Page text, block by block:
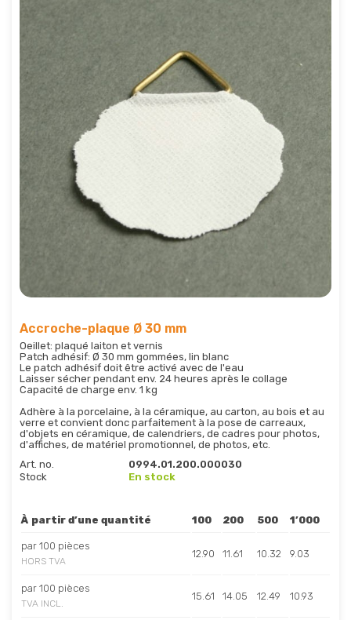
Accroche-plaque Ø 30 mm
Oeillet: plaqué laiton et vernis
Patch adhésif: Ø 30 mm gommées, lin blanc
Le patch adhésif doit être activé avec de l'eau
Laisser sécher pendant env. 24 heures après le collage
Capacité de charge env. 1 kg
Adhère à la porcelaine, à la céramique, au carton, au bois et au
verre et convient donc parfaitement à la pose de carreaux,
d'objets en céramique, de calendriers, de cadres pour photos,
d'affiches, de matériel promotionnel, de photos, etc.
Art. no.
0994.01.200.000030
Stock
En stock
À partir d’une quantité 100 200 500 1’000
par 100 pièces
HORS TVA
12.90 11.61 10.32 9.03
par 100 pièces
TVA INCL.
15.61 14.05 12.49 10.93